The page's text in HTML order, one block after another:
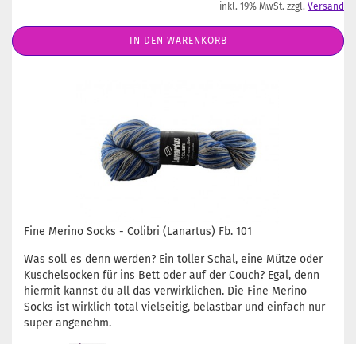
inkl. 19% MwSt. zzgl. Versand
IN DEN WARENKORB
Fine Merino Socks - Colibri (Lanartus) Fb. 101
Was soll es denn werden? Ein toller Schal, eine Mütze oder
Kuschelsocken für ins Bett oder auf der Couch? Egal, denn
hiermit kannst du all das verwirklichen. Die Fine Merino
Socks ist wirklich total vielseitig, belastbar und einfach nur
super angenehm.